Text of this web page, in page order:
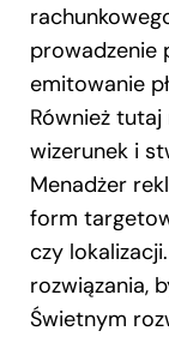
prowadzenie
emitowanie
Również
wizerunek i
Menadżer
form
czy
rozwiązania,
Świetnym